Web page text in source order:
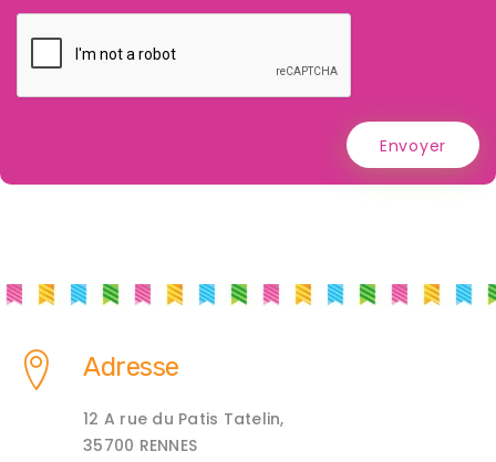
Envoyer
Adresse
12 A rue du Patis Tatelin,
35700 RENNES